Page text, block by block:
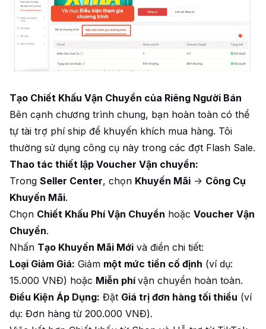
Tạo Chiết Khấu Vận Chuyển của Riêng Người Bán
Bên cạnh chương trình chung, bạn hoàn toàn có thể
tự tài trợ phí ship để khuyến khích mua hàng. Tôi
thường sử dụng công cụ này trong các đợt Flash Sale.
Thao tác thiết lập Voucher Vận chuyển:
Trong Seller Center, chọn Khuyến Mãi -> Công Cụ
Khuyến Mãi.
Chọn Chiết Khấu Phí Vận Chuyển hoặc Voucher Vận
Chuyển.
Nhấn Tạo Khuyến Mãi Mới và điền chi tiết:
Loại Giảm Giá: Giảm một mức tiền cố định (ví dụ:
15.000 VNĐ) hoặc Miễn phívận chuyển hoàn toàn.
Điều Kiện Áp Dụng: Đặt Giá trị đơn hàng tối thiểu (ví
dụ: Đơn hàng từ 200.000 VNĐ).